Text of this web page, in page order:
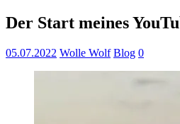
Der Start meines
05.07.2022 Wolle Wolf Blog 0